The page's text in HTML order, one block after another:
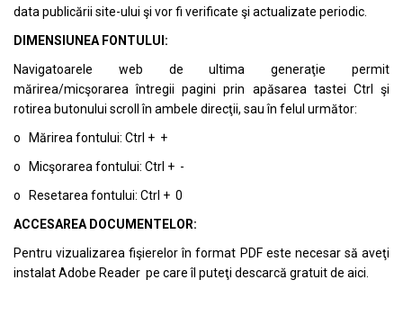
data publicării site-ului şi vor fi verificate şi actualizate periodic.
DIMENSIUNEA FONTULUI:
Navigatoarele web de ultima generaţie permit
mărirea/micşorarea întregii pagini prin apăsarea tastei Ctrl şi
rotirea butonului scroll în ambele direcţii, sau în felul următor:
o Mărirea fontului: Ctrl + +
o Micşorarea fontului: Ctrl + -
o Resetarea fontului: Ctrl + 0
ACCESAREA DOCUMENTELOR:
Pentru vizualizarea fişierelor în format PDF este necesar să aveţi
instalat Adobe Reader pe care îl puteţi descarcă gratuit de aici.